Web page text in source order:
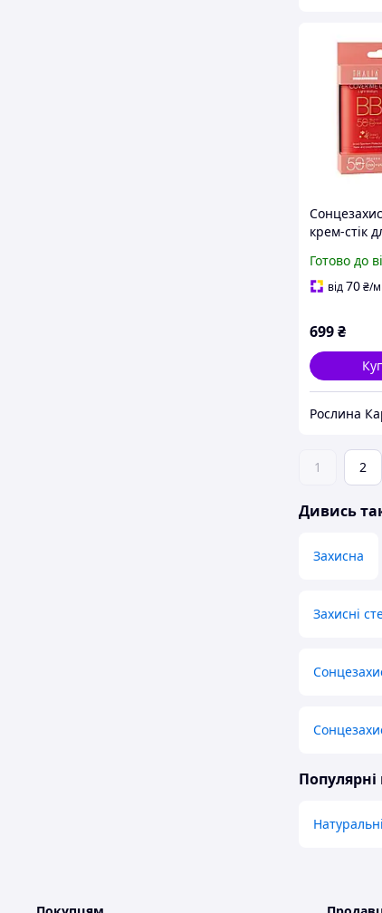
крем-стік
Medium,
Готово до
від70₴/
699₴
1 2
Дивись
Захисна
Захисні
Популярні